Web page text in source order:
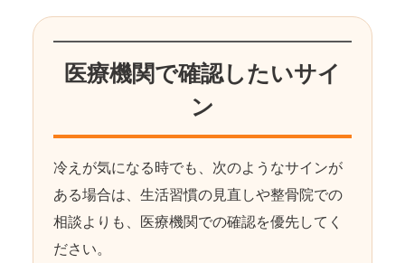
医療機関で確認したいサイ
ン
冷えが気になる時でも、次のようなサインが
ある場合は、生活習慣の見直しや整骨院での
相談よりも、医療機関での確認を優先してく
ださい。